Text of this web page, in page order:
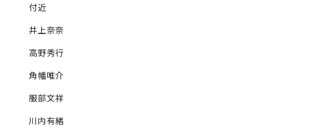
付近
井上奈奈
高野秀行
角幡唯介
服部文祥
川内有緒